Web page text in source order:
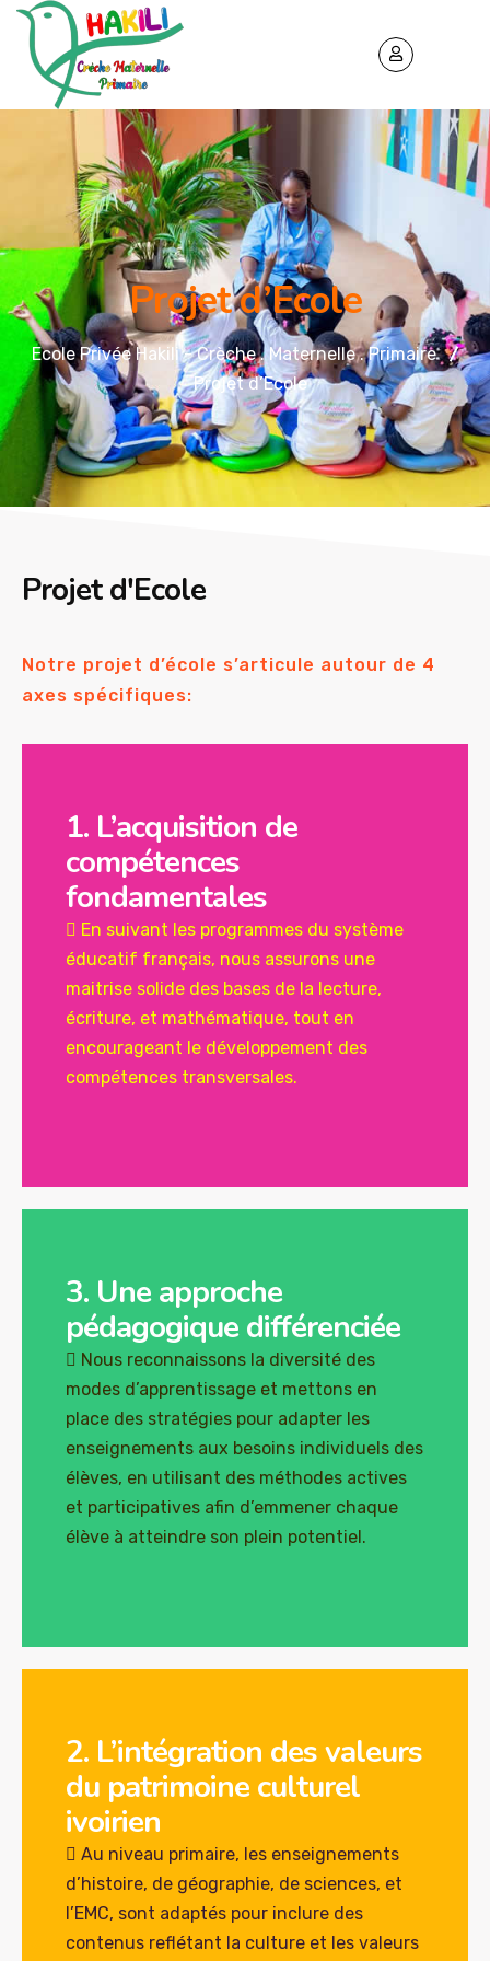
Projet d’Ecole
Ecole Privée Hakili - Crèche . Maternelle . Primaire
Projet d’Ecole
Projet d'Ecole
Notre projet d’école s’articule autour de 4
axes spécifiques:
1. L’acquisition de
compétences
fondamentales
 En suivant les programmes du système
éducatif français, nous assurons une
maitrise solide des bases de la lecture,
écriture, et mathématique, tout en
encourageant le développement des
compétences transversales.
3. Une approche
pédagogique différenciée
 Nous reconnaissons la diversité des
modes d’apprentissage et mettons en
place des stratégies pour adapter les
enseignements aux besoins individuels des
élèves, en utilisant des méthodes actives
et participatives afin d’emmener chaque
élève à atteindre son plein potentiel.
2. L’intégration des valeurs
du patrimoine culturel
ivoirien
 Au niveau primaire, les enseignements
d’histoire, de géographie, de sciences, et
l’EMC, sont adaptés pour inclure des
contenus reflétant la culture et les valeurs